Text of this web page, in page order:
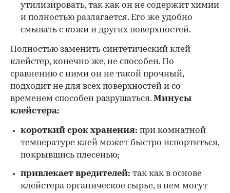
утилизировать, так как он не содержит химии
и полностью разлагается. Его же удобно
смывать с кожи и других поверхностей.
Полностью заменить синтетический клей
клейстер, конечно же, не способен. По
сравнению с ними он не такой прочный,
подходит не для всех поверхностей и со
временем способен разрушаться. Минусы
клейстера:
короткий срок хранения: при комнатной
температуре клей может быстро испортиться,
покрывшись плесенью;
привлекает вредителей: так как в основе
клейстера органическое сырье, в нем могут